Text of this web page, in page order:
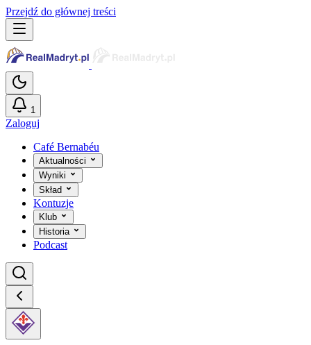
Przejdź do głównej treści
1
Zaloguj
Café Bernabéu
Aktualności
Wyniki
Skład
Kontuzje
Klub
Historia
Podcast